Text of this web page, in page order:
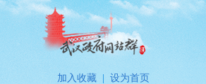
加入收藏 设为首页